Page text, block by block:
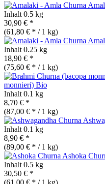
Inhalt 0.5 kg
30,90 € *
(61,80 € * / 1 kg)
Inhalt 0.25 kg
18,90 € *
(75,60 € * / 1 kg)
monnieri) Bio
Inhalt 0.1 kg
8,70 € *
(87,00 € * / 1 kg)
Inhalt 0.1 kg
8,90 € *
(89,00 € * / 1 kg)
Ashoka
Inhalt 0.5 kg
30,50 € *
(61,00 € * / 1 kg)